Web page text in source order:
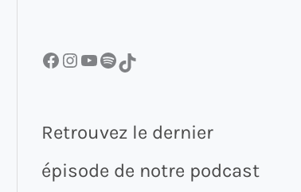
Facebook InstagramYouTube Spotify TikTok
Retrouvez le dernier
épisode de notre podcast